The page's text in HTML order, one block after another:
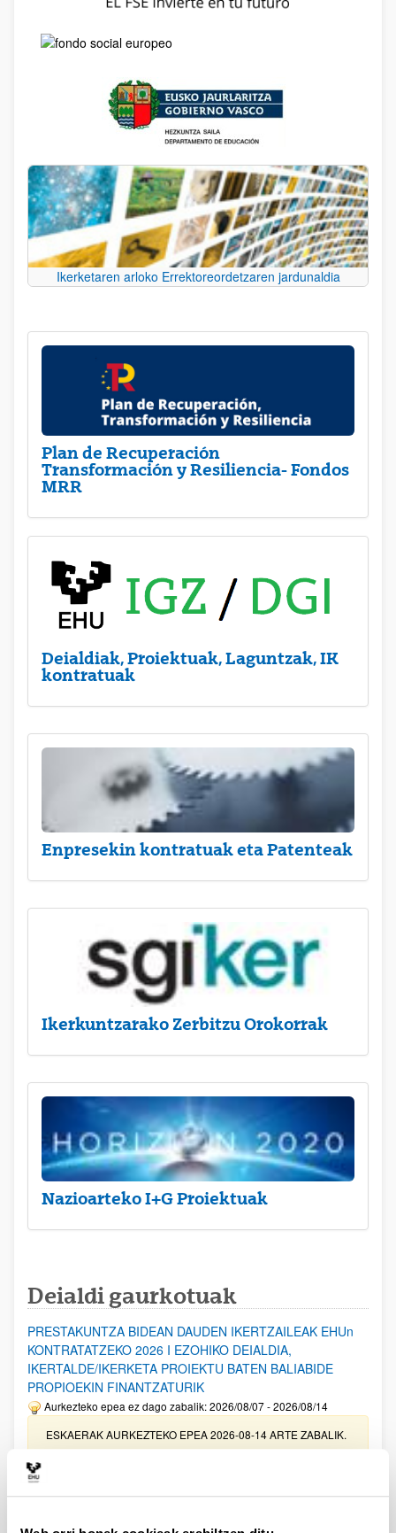
Ikerketaren arloko Errektoreordetzaren jardunaldia
Plan de Recuperación
Transformación y Resiliencia- Fondos
MRR
Deialdiak, Proiektuak, Laguntzak, IK
kontratuak
Enpresekin kontratuak eta Patenteak
Ikerkuntzarako Zerbitzu Orokorrak
Nazioarteko I+G Proiektuak
Deialdi gaurkotuak
PRESTAKUNTZA BIDEAN DAUDEN IKERTZAILEAK EHUn
KONTRATATZEKO 2026 I EZOHIKO DEIALDIA,
IKERTALDE/IKERKETA PROIEKTU BATEN BALIABIDE
PROPIOEKIN FINANTZATURIK
Aurkezteko epea ez dago zabalik: 2026/08/07 - 2026/08/14
ESKAERAK AURKEZTEKO EPEA 2026-08-14 ARTE ZABALIK.
UPV/EHUn Azpiegitura Zientifikoa eta Funts Bibliografikoak
erosi eta berritzeko laguntzak 2026